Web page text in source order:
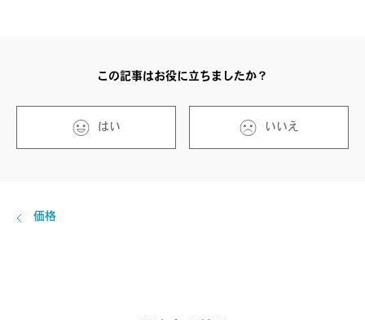
この記事はお役に立ちましたか？
はい いいえ
価格